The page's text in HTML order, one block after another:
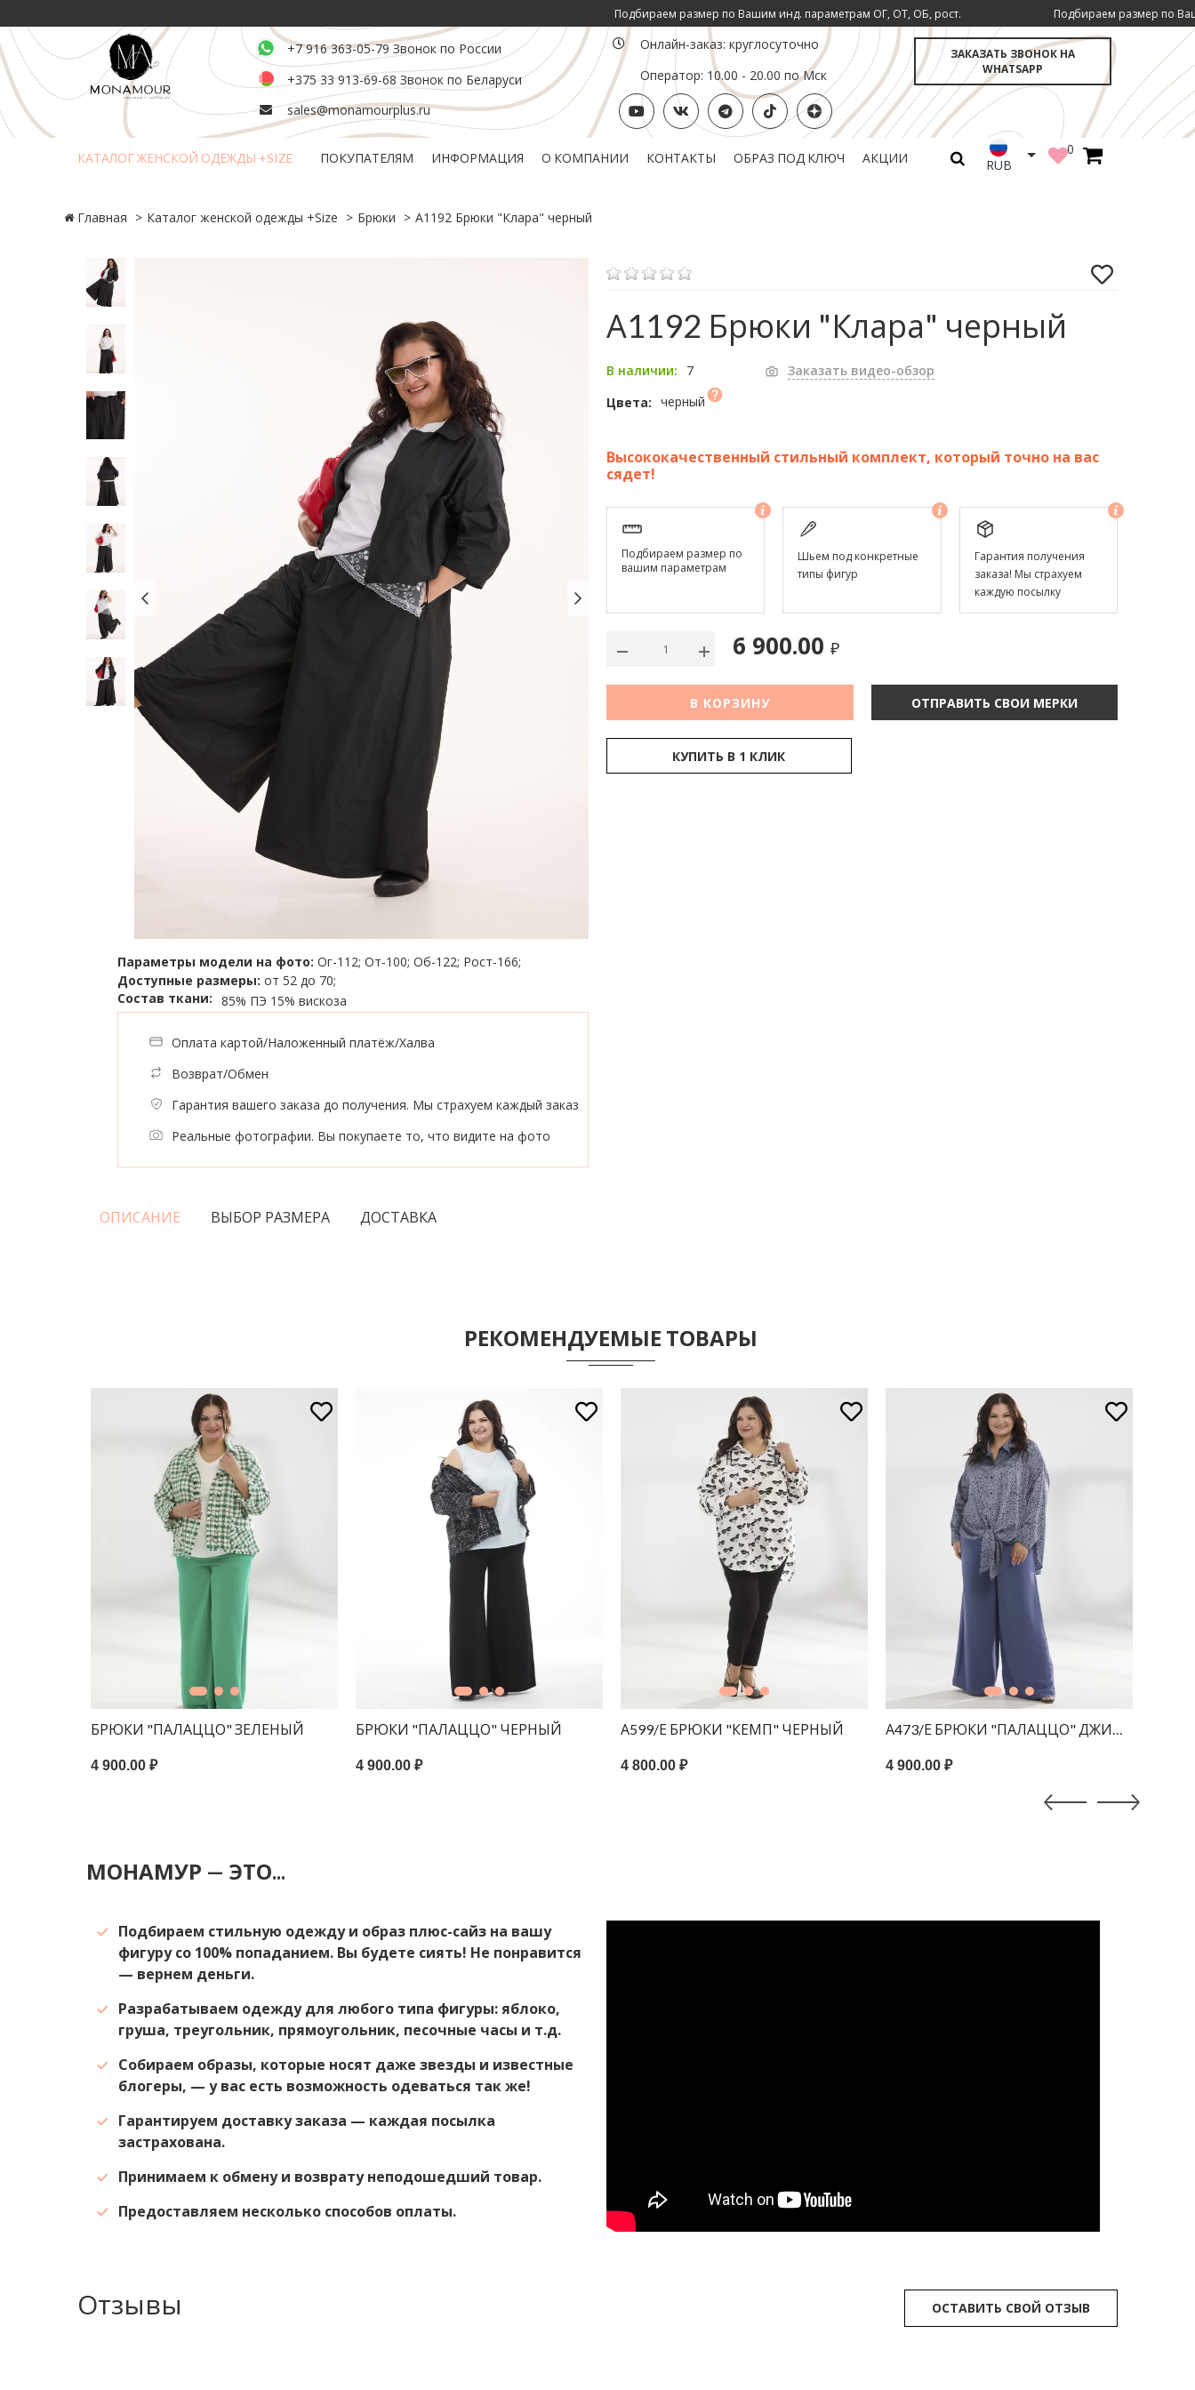
Подбираем размер по Вашим инд. параметрам ОГ, ОТ, ОБ, рост. Подбираем размер по Вашим инд.
+7 916 363-05-79 Звонок по России
+375 33 913-69-68 Звонок по Беларуси
sales@monamourplus.ru
Онлайн-заказ: круглосуточно
Оператор: 10.00 - 20.00 по Мск
ЗАКАЗАТЬ ЗВОНОК НА
WHATSAPP
КАТАЛОГ ЖЕНСКОЙ ОДЕЖДЫ +SIZE ПОКУПАТЕЛЯМ ИНФОРМАЦИЯ О КОМПАНИИ КОНТАКТЫ ОБРАЗ ПОД КЛЮЧ АКЦИИ RUB
0
Главная Каталог женской одежды +Size Брюки А1192 Брюки "Клара" черный
Параметры модели на фото: Ог-112; От-100; Об-122; Рост-166;
Доступные размеры: от 52 до 70;
Состав ткани: 85% ПЭ 15% вискоза
Оплата картой/Наложенный платёж/Халва
Возврат/Обмен
Гарантия вашего заказа до получения. Мы страхуем каждый заказ
Реальные фотографии. Вы покупаете то, что видите на фото
А1192 Брюки "Клара" черный
В наличии: 7
Заказать видео-обзор
Цвета: черный
Высококачественный стильный комплект, который точно на вас
сядет!
Подбираем размер по
вашим параметрам
Шьем под конкретные
типы фигур
Гарантия получения
заказа! Мы страхуем
каждую посылку
6 900.00 ₽
В КОРЗИНУ ОТПРАВИТЬ СВОИ МЕРКИ
КУПИТЬ В 1 КЛИК
ОПИСАНИЕ ВЫБОР РАЗМЕРА ДОСТАВКА
РЕКОМЕНДУЕМЫЕ ТОВАРЫ
БРЮКИ "ПАЛАЦЦО" ЗЕЛЕНЫЙ
4 900.00 ₽
БРЮКИ "ПАЛАЦЦО" ЧЕРНЫЙ
4 900.00 ₽
А599/Е БРЮКИ "КЕМП" ЧЕРНЫЙ
4 800.00 ₽
А473/Е БРЮКИ "ПАЛАЦЦО" ДЖИНСА
4 900.00 ₽
МОНАМУР — ЭТО...
Подбираем стильную одежду и образ плюс-сайз на вашу
фигуру со 100% попаданием. Вы будете сиять! Не понравится
— вернем деньги.
Разрабатываем одежду для любого типа фигуры: яблоко,
груша, треугольник, прямоугольник, песочные часы и т.д.
Собираем образы, которые носят даже звезды и известные
блогеры, — у вас есть возможность одеваться так же!
Гарантируем доставку заказа — каждая посылка
застрахована.
Принимаем к обмену и возврату неподошедший товар.
Предоставляем несколько способов оплаты.
Отзывы ОСТАВИТЬ СВОЙ ОТЗЫВ